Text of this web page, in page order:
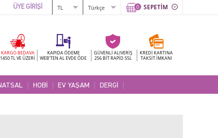
0 SEPETİM
ÜYE GİRİŞİ
KARGO BEDAVA
1450 TL VE ÜZERİ
KAPIDA ÖDEME
WEB'TEN AL EVDE ÖDE
GÜVENLİ ALIVERİŞ
256 BİT RAPİD SSL
KREDİ KARTINA
TAKSİT İMKANI
HOBİ EV YAŞAM DERGİ